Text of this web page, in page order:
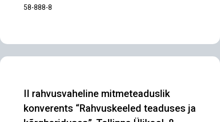
58-888-8
II rahvusvaheline mitmeteaduslik
konverents “Rahvuskeeled teaduses ja